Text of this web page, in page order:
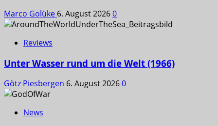
Marco Golüke 6. August 20260
Reviews
Unter Wasser rund um die Welt (1966)
Götz Piesbergen 6. August 20260
News